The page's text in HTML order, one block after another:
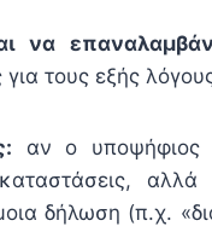
να
τους εξής
αν ο υποψήφιος
δήλωση (π.χ.